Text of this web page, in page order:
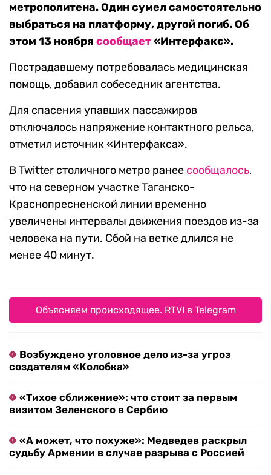
метрополитена. Один сумел самостоятельно
выбраться на платформу, другой погиб. Об
этом 13 ноября сообщает«Интерфакс».
Пострадавшему потребовалась медицинская
помощь, добавил собеседник агентства.
Для спасения упавших пассажиров
отключалось напряжение контактного рельса,
отметил источник «Интерфакса».
В Twitter столичного метро ранее сообщалось,
что на северном участке Таганско-
Краснопресненской линии временно
увеличены интервалы движения поездов из-за
человека на пути. Сбой на ветке длился не
менее 40 минут.
Объясняем происходящее. RTVI в Telegram
Возбуждено уголовное дело из-за угроз
создателям «Колобка»
«Тихое сближение»: что стоит за первым
визитом Зеленского в Сербию
«А может, что похуже»: Медведев раскрыл
судьбу Армении в случае разрыва с Россией